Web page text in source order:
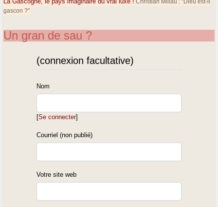
Christian Millau : "Dieu est-il
gascon ?"
Un gran de sau ?
(connexion facultative)
Nom
[Se connecter]
Courriel (non publié)
Votre site web